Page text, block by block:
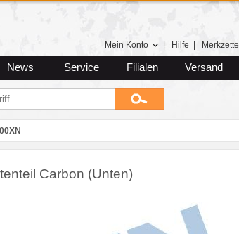
Mein Konto Hilfe Merkzettel
News Service Filialen Versand
Carbon (Unten)